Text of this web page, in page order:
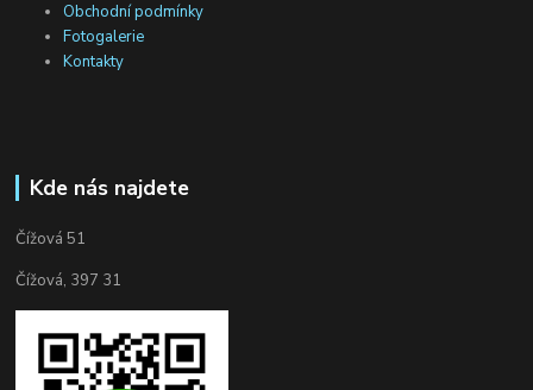
Obchodní podmínky
Fotogalerie
Kontakty
Kde nás najdete
Čížová 51
Čížová, 397 31